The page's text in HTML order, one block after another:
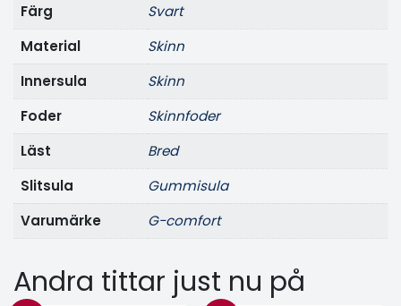
Färg
svart
Material
skinn
Innersula
skinn
Foder
skinnfoder
Läst
bred
Slitsula
gummisula
Varumärke
g-comfort
Andra tittar just nu på